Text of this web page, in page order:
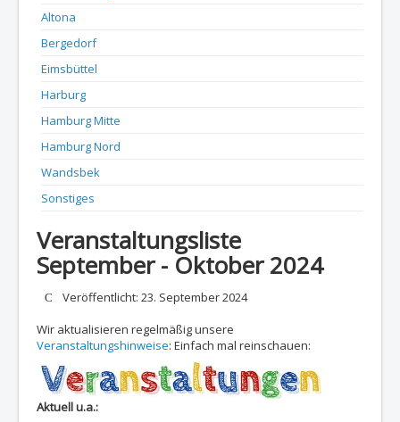
Kontakt
Altona
Bergedorf
Eimsbüttel
Harburg
Hamburg Mitte
Hamburg Nord
Wandsbek
Sonstiges
Veranstaltungsliste
September - Oktober 2024
DetailsVeröffentlicht: 23. September 2024
Wir aktualisieren regelmäßig unsere
Veranstaltungshinweise: Einfach mal reinschauen:
Aktuell u.a.: